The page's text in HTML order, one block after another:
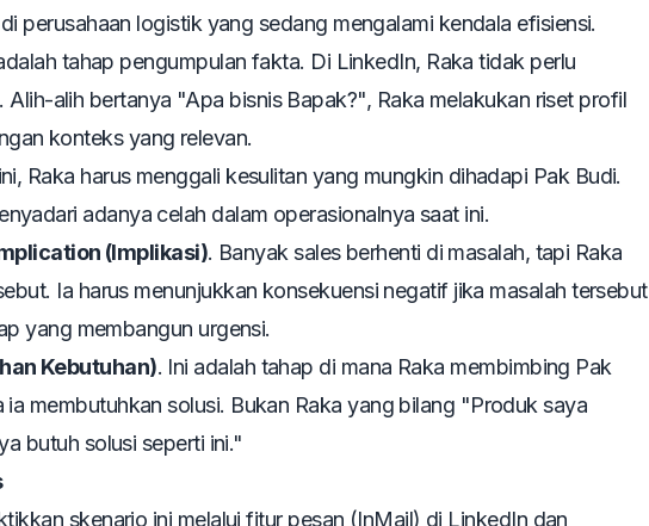
perusahaan logistik yang sedang mengalami kendala efisiensi.
tahap pengumpulan fakta. Di LinkedIn, Raka tidak perlu
alih bertanya "Apa bisnis Bapak?", Raka melakukan riset profil
konteks yang relevan.
Raka harus menggali kesulitan yang mungkin dihadapi Pak Budi.
adanya celah dalam operasionalnya saat ini.
(Implikasi). Banyak sales berhenti di masalah, tapi Raka
Ia harus menunjukkan konsekuensi negatif jika masalah tersebut
yang membangun urgensi.
Kebutuhan). Ini adalah tahap di mana Raka membimbing Pak
membutuhkan solusi. Bukan Raka yang bilang "Produk saya
butuh solusi seperti ini."
skenario ini melalui fitur pesan (InMail) di LinkedIn dan